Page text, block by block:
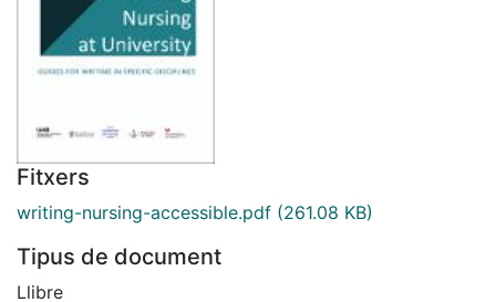
Fitxers
writing-nursing-accessible.pdf (261.08 KB)
Tipus de document
Llibre